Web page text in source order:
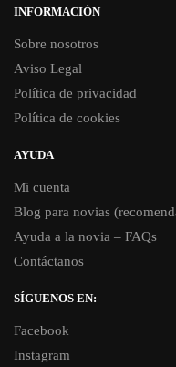
INFORMACIÓN
Sobre nosotros
Aviso Legal
Política de privacidad
Política de cookies
AYUDA
Mi cuenta
Blog para novias
Ayuda a la novia – FAQs
Contáctanos
SÍGUENOS EN:
Facebook
Instagram